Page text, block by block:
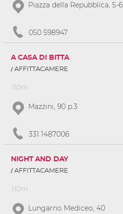
Piazza della Repubblica, 5-6
050 598947
A CASA DI BITTA
AFFITTACAMERE
110m
Mazzini, 90 p.3
331 1487006
NIGHT AND DAY
AFFITTACAMERE
110m
Lungarno Mediceo, 40